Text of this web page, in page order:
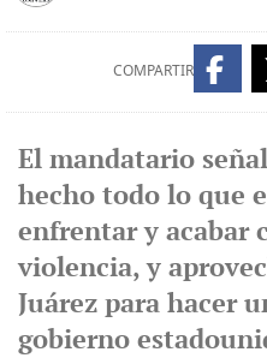
COMPARTIR
El mandatario
hecho todo lo que
enfrentar y acabar
violencia, y
Juárez para hacer
gobierno